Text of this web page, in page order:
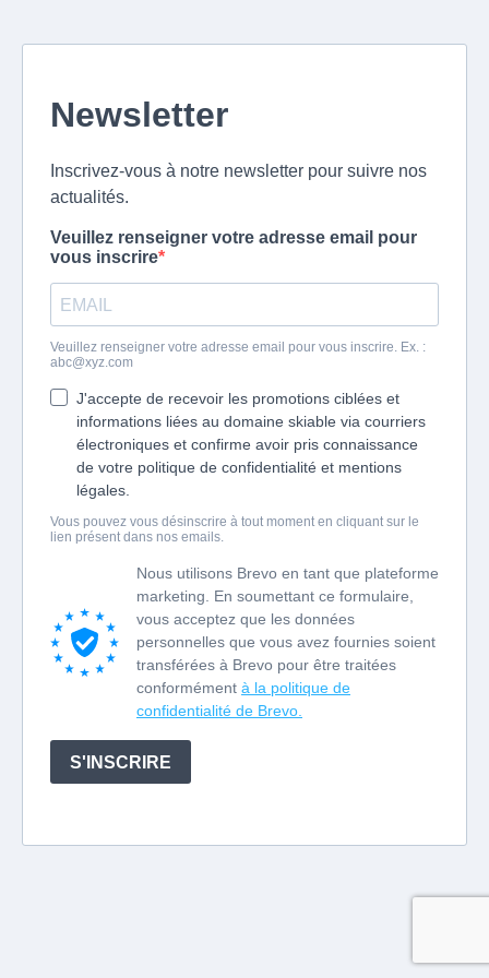
Newsletter
Inscrivez-vous à notre newsletter pour suivre nos
actualités.
Veuillez renseigner votre adresse email pour
vous inscrire
Veuillez renseigner votre adresse email pour vous inscrire. Ex. :
abc@xyz.com
J'accepte de recevoir les promotions ciblées et
informations liées au domaine skiable via courriers
électroniques et confirme avoir pris connaissance
de votre politique de confidentialité et mentions
légales.
Vous pouvez vous désinscrire à tout moment en cliquant sur le
lien présent dans nos emails.
Nous utilisons Brevo en tant que plateforme
marketing. En soumettant ce formulaire,
vous acceptez que les données
personnelles que vous avez fournies soient
transférées à Brevo pour être traitées
conformément à la politique de
confidentialité de Brevo.
S'INSCRIRE